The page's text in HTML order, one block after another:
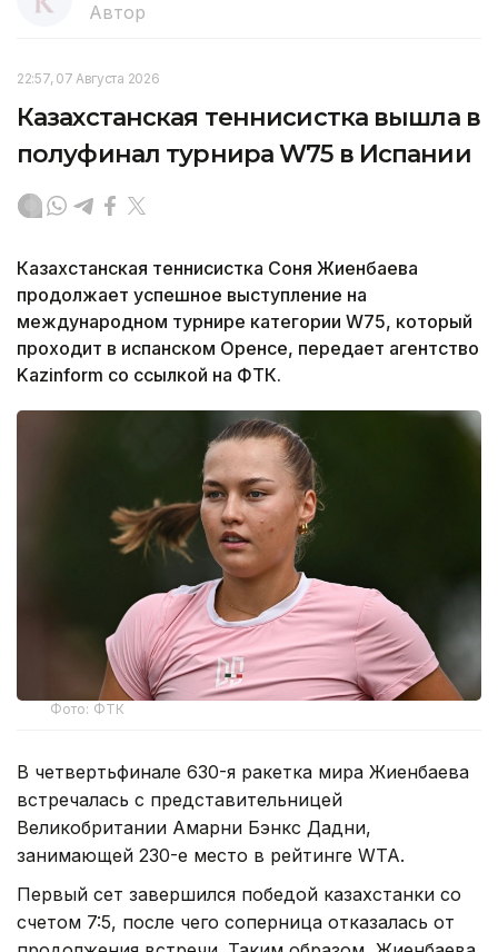
Автор
22:57, 07 Августа 2026
Казахстанская теннисистка вышла в
полуфинал турнира W75 в Испании
Казахстанская теннисистка Соня Жиенбаева
продолжает успешное выступление на
международном турнире категории W75, который
проходит в испанском Оренсе, передает агентство
Kazinform со ссылкой на ФТК.
Фото: ФТК
В четвертьфинале 630-я ракетка мира Жиенбаева
встречалась с представительницей
Великобритании Амарни Бэнкс Дадни,
занимающей 230-е место в рейтинге WTA.
Первый сет завершился победой казахстанки со
счетом 7:5, после чего соперница отказалась от